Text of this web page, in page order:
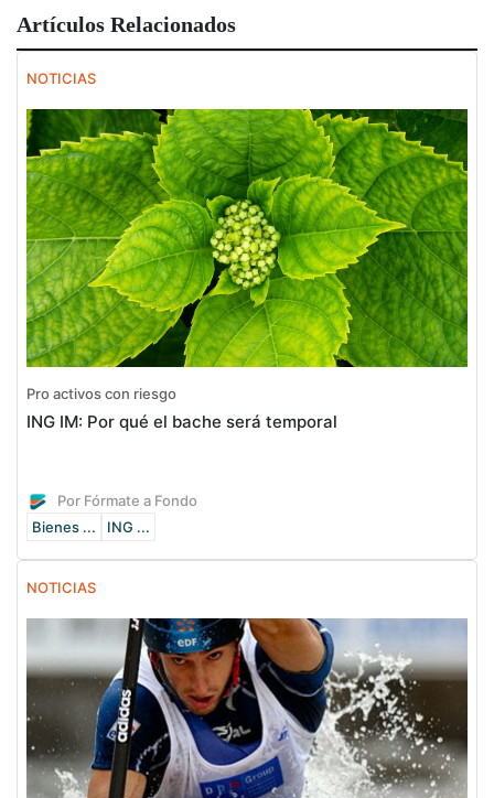
Artículos Relacionados
NOTICIAS
Pro activos con riesgo
ING IM: Por qué el bache será temporal
Por Fórmate a Fondo
Bienes ...
ING ...
NOTICIAS